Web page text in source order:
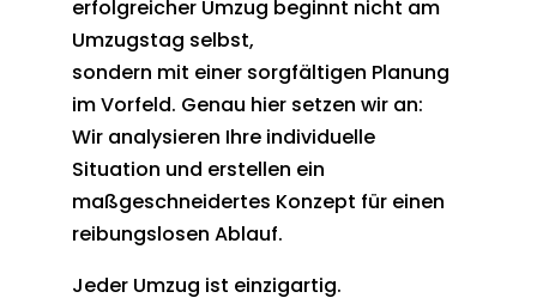
erfolgreicher Umzug beginnt nicht am
Umzugstag selbst,
sondern mit einer sorgfältigen Planung
im Vorfeld. Genau hier setzen wir an:
Wir analysieren Ihre individuelle
Situation und erstellen ein
maßgeschneidertes Konzept für einen
reibungslosen Ablauf.
Jeder Umzug ist einzigartig.